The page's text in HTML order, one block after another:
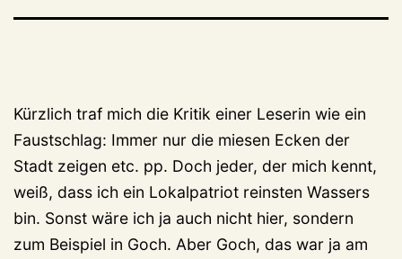
Kürzlich traf mich die Kritik einer Leserin wie ein
Faustschlag: Immer nur die miesen Ecken der
Stadt zeigen etc. pp. Doch jeder, der mich kennt,
weiß, dass ich ein Lokalpatriot reinsten Wassers
bin. Sonst wäre ich ja auch nicht hier, sondern
zum Beispiel in Goch. Aber Goch, das war ja am